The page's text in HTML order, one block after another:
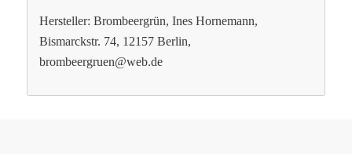
Hersteller: Brombeergrün, Ines Hornemann,
Bismarckstr. 74, 12157 Berlin,
brombeergruen@web.de